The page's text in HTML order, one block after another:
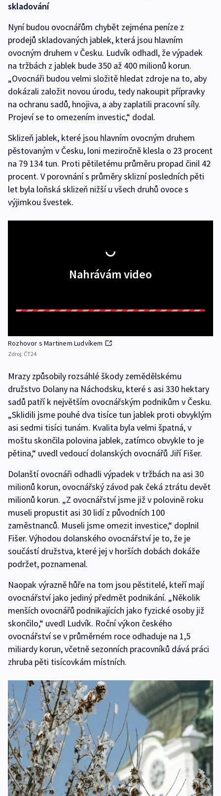
skladování
Nyní budou ovocnářům chybět zejména peníze z
prodejů skladovaných jablek, která jsou hlavním
ovocným druhem v Česku. Ludvík odhadl, že výpadek
na tržbách z jablek bude 350 až 400 milionů korun.
„Ovocnáři budou velmi složitě hledat zdroje na to, aby
dokázali založit novou úrodu, tedy nakoupit přípravky
na ochranu sadů, hnojiva, a aby zaplatili pracovní síly.
Projeví se to omezením investic,“ dodal.
Sklizeň jablek, které jsou hlavním ovocným druhem
pěstovaným v Česku, loni meziročně klesla o 23 procent
na 79 134 tun. Proti pětiletému průměru propad činil 42
procent. V porovnání s průměry sklizní posledních pěti
let byla loňská sklizeň nižší u všech druhů ovoce s
výjimkou švestek.
Nahrávám video
Rozhovor s Martinem Ludvíkem
Zdroj: ČT24
Mrazy způsobily rozsáhlé škody zemědělskému
družstvo Dolany na Náchodsku, které s asi 330 hektary
sadů patří k největším ovocnářským podnikům v Česku.
„Sklidili jsme pouhé dva tisíce tun jablek proti obvyklým
asi sedmi tisíci tunám. Kvalita byla velmi špatná, v
moštu skončila polovina jablek, zatímco obvykle to je
pětina,“ uvedl vedoucí dolanských ovocnářů Jiří Fišer.
Dolanští ovocnáři odhadli výpadek v tržbách na asi 30
milionů korun, ovocnářský závod pak čeká ztrátu devět
milionů korun. „Z ovocnářství jsme již v polovině roku
museli propustit asi 30 lidí z původních 100
zaměstnanců. Museli jsme omezit investice,“ doplnil
Fišer. Výhodou dolanského ovocnářství je to, že je
součástí družstva, které jej v horších dobách dokáže
podržet, poznamenal.
Naopak výrazně hůře na tom jsou pěstitelé, kteří mají
ovocnářství jako jediný předmět podnikání. „Několik
menších ovocnářů podnikajících jako fyzické osoby již
skončilo,“ uvedl Ludvík. Roční výkon českého
ovocnářství se v průměrném roce odhaduje na 1,5
miliardy korun, včetně sezonních pracovníků dává práci
zhruba pěti tisícovkám místních.